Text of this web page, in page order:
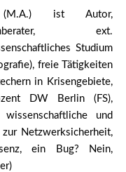
ist Autor,
ext.
Studium
freie Tätigkeiten
in Krisengebiete,
DW Berlin (FS),
und
Netzwerksicherheit,
ein Bug? Nein,